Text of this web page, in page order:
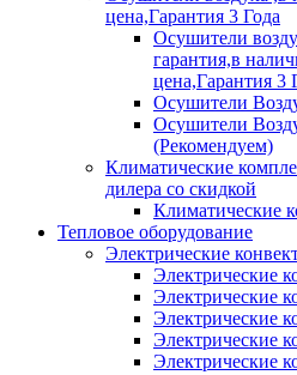
цена,Гарантия 3 Года
Осушители
гарантия,в
цена,Гарантия 3
Осушители
Осушители
(Рекомендуем)
Климатические
дилера со скидкой
Климатические
Тепловое оборудование
Электрические
Электрические
Электрические
Электрические
Электрические
Электрические